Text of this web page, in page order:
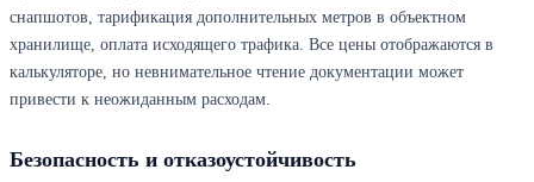
снапшотов, тарификация дополнительных метров в объектном
хранилище, оплата исходящего трафика. Все цены отображаются в
калькуляторе, но невнимательное чтение документации может
привести к неожиданным расходам.
Безопасность и отказоустойчивость